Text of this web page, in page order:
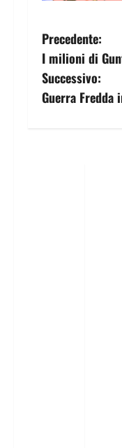
Precedente:
I milioni di
Successivo:
Guerra Fredda